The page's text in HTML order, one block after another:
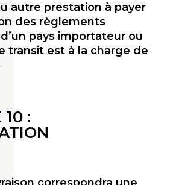
autre prestation à payer
des règlements
pays importateur ou
transit est à la charge de
: